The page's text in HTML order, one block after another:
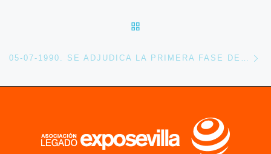
05-07-1990. SE ADJUDICA LA PRIMERA FASE DE LAS OBRAS DEL PABELLÓN DE ANDALUCÍA